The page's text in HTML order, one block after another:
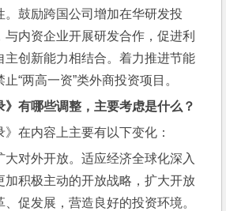
。鼓励跨国公司增加在华研发投
与内资企业开展研发合作，促进利
主创新能力相结合。着力推进节能
“两高一资”类外商投资项目。
》有哪些调整，主要考虑是什么？
》在内容上主要有以下变化：
对外开放。适应经济全球化深入
加积极主动的开放战略，扩大开放
促发展，营造良好的投资环境。